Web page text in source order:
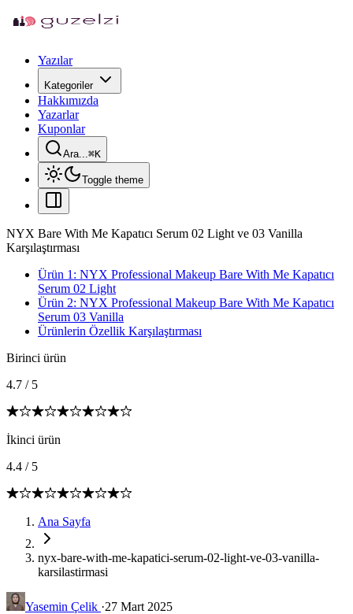
Yazılar
Kategoriler
Hakkımızda
Yazarlar
Kuponlar
Ara...⌘K
Toggle theme
NYX Bare With Me Kapatıcı Serum 02 Light ve 03 Vanilla
Karşılaştırması
Ürün 1: NYX Professional Makeup Bare With Me Kapatıcı
Serum 02 Light
Ürün 2: NYX Professional Makeup Bare With Me Kapatıcı
Serum 03 Vanilla
Ürünlerin Özellik Karşılaştırması
Birinci ürün
4.7 / 5
İkinci ürün
4.4 / 5
Ana Sayfa
nyx-bare-with-me-kapatici-serum-02-light-ve-03-vanilla-
karsilastirmasi
Yasemin Çelik ·27 Mart 2025